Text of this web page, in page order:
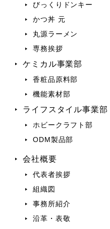
びっくりドンキー
かつ丼 元
丸源ラーメン
専務挨拶
ケミカル事業部
香粧品原料部
機能素材部
ライフスタイル事業部
ホビークラフト部
ODM製品部
会社概要
代表者挨拶
組織図
事務所紹介
沿革・表敬